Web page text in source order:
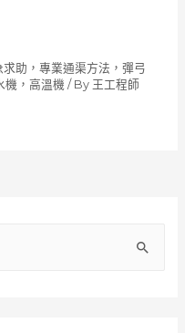
助，專業通渠方法，彈弓
機，高溫機 / By 王工程師